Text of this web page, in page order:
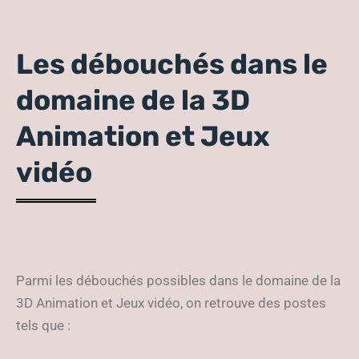
Les débouchés dans le
domaine de la 3D
Animation et Jeux
vidéo
Parmi les débouchés possibles dans le domaine de la
3D Animation et Jeux vidéo, on retrouve des postes
tels que :